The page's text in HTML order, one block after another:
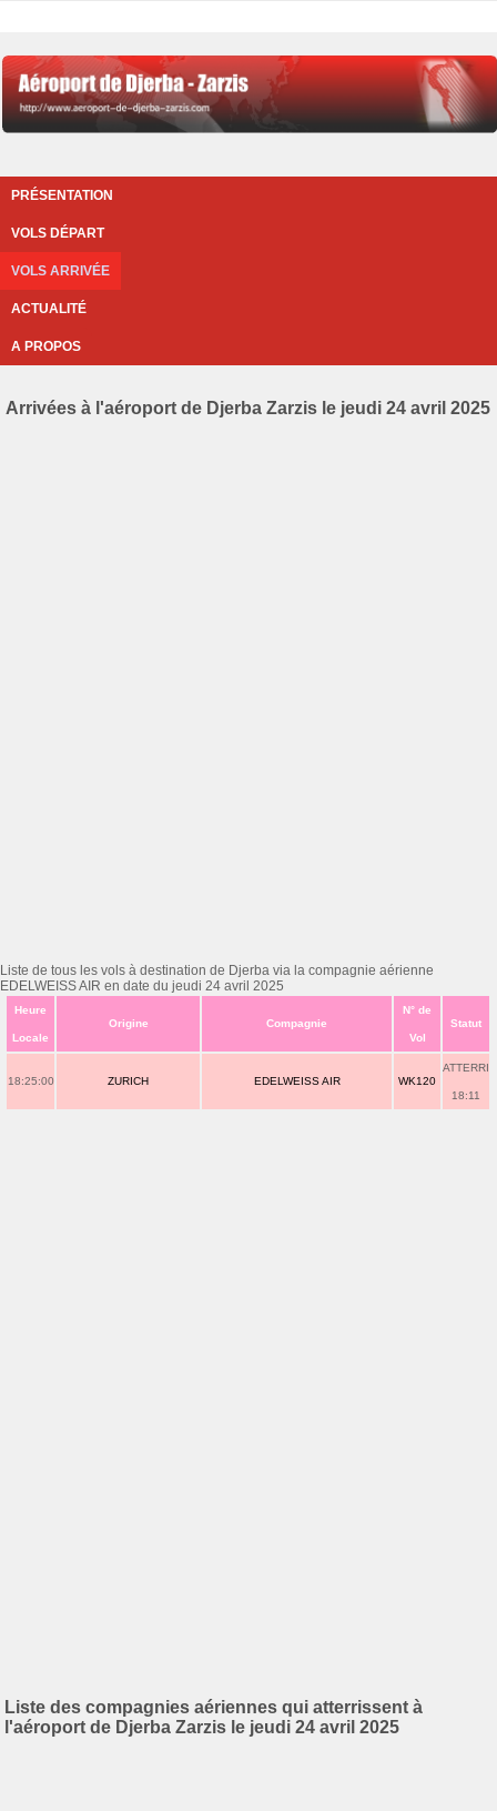
PRÉSENTATION
VOLS DÉPART
VOLS ARRIVÉE
ACTUALITÉ
A PROPOS
Arrivées à l'aéroport de Djerba Zarzis le jeudi 24 avril 2025
Liste de tous les vols à destination de Djerba via la compagnie aérienne
EDELWEISS AIR en date du jeudi 24 avril 2025
Heure
Locale
Origine Compagnie
N° de
Vol
Statut
18:25:00 ZURICH EDELWEISS AIR WK120
ATTERRI
18:11
Liste des compagnies aériennes qui atterrissent à
l'aéroport de Djerba Zarzis le jeudi 24 avril 2025